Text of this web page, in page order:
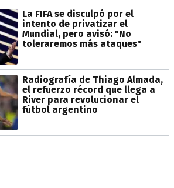
La FIFA se disculpó por el
intento de privatizar el
Mundial, pero avisó: "No
toleraremos más ataques"
Radiografía de Thiago Almada,
el refuerzo récord que llega a
River para revolucionar el
fútbol argentino